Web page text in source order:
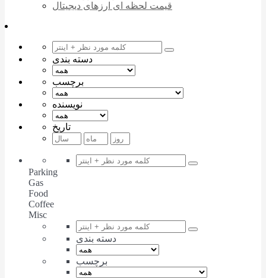
قیمت لحظه ای ارزهای دیجیتال
دسته بندی
برچسب
نویسنده
تاریخ
Parking
Gas
Food
Coffee
Misc
دسته بندی
برچسب